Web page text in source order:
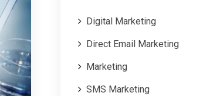
Digital Marketing
Direct Email Marketing
Marketing
SMS Marketing